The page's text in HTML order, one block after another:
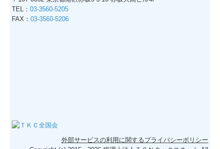
TEL：03-3560-5205
FAX：03-3560-5206
外部サービスの利用に関するプライバシーポリシー